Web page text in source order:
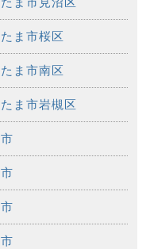
ま市桜区
ま市南区
ま市岩槻区